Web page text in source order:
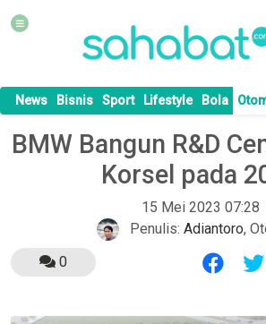
News Bisnis Sport Lifestyle Bola
BMW Bangun R&D
Korsel pada
15 Mei 2023 07:28
Penulis: Adiantoro,
0